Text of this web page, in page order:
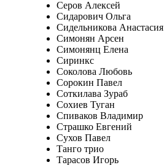
Серов Алексей
Сидарович Ольга
Сидельникова Анастасия
Симонян Арсен
Симонянц Елена
Сиринкс
Соколова Любовь
Сорокин Павел
Соткилава Зураб
Сохиев Туган
Спиваков Владимир
Страшко Евгений
Сухов Павел
Танго трио
Тарасов Игорь